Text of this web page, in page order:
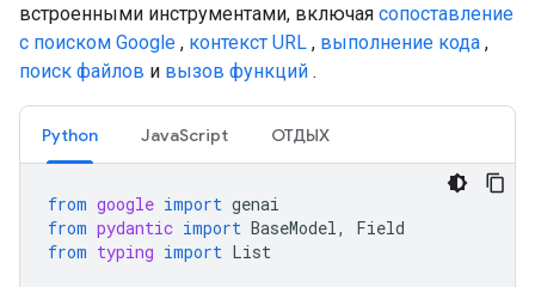
встроенными инструментами, включая сопоставление
с поиском Google , контекст URL , выполнение кода ,
поиск файлов и вызов функций .
Python JavaScript ОТДЫХ
from google import genai
from pydantic import BaseModel,
Field
from typing import List